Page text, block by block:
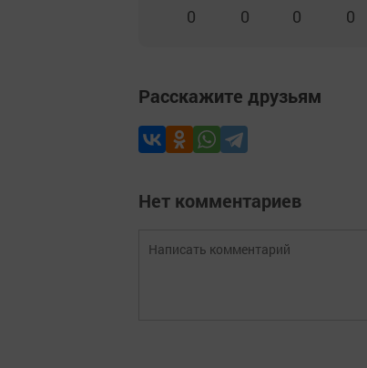
0 0 0 0
Расскажите друзьям
Нет комментариев